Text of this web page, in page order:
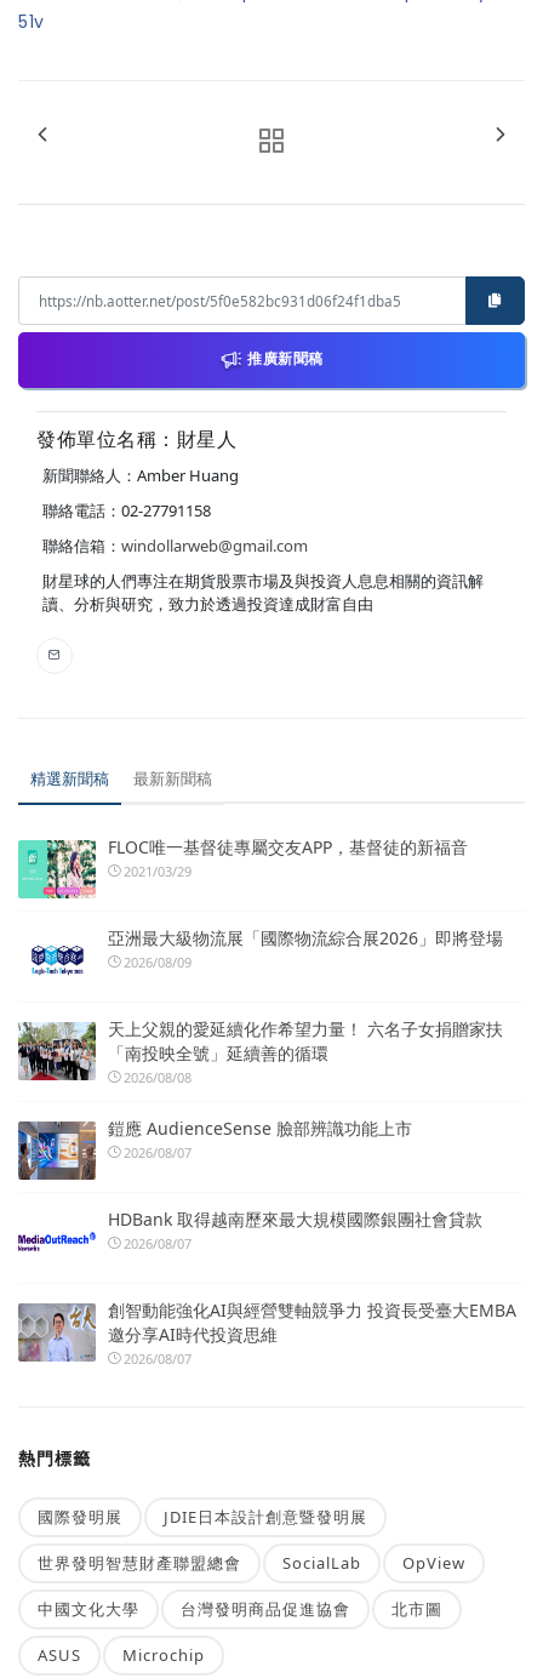
51v
推廣新聞稿
發佈單位名稱：財星人
新聞聯絡人：Amber Huang
聯絡電話：02-27791158
聯絡信箱： windollarweb@gmail.com
財星球的人們專注在期貨股票市場及與投資人息息相關的資訊解
讀、分析與研究，致力於透過投資達成財富自由
精選新聞稿 最新新聞稿
FLOC唯一基督徒專屬交友APP，基督徒的新福音
2021/03/29
亞洲最大級物流展「國際物流綜合展2026」即將登場
2026/08/09
天上父親的愛延續化作希望力量！ 六名子女捐贈家扶
「南投映全號」延續善的循環
2026/08/08
鎧應 AudienceSense 臉部辨識功能上市
2026/08/07
HDBank 取得越南歷來最大規模國際銀團社會貸款
2026/08/07
創智動能強化AI與經營雙軸競爭力 投資長受臺大EMBA
邀分享AI時代投資思維
2026/08/07
熱門標籤
國際發明展 JDIE日本設計創意暨發明展
世界發明智慧財產聯盟總會 SocialLab OpView
中國文化大學 台灣發明商品促進協會 北市圖
ASUS Microchip